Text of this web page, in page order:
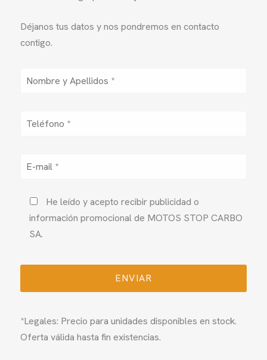
Déjanos tus datos y nos pondremos en contacto
contigo.
He leído y acepto recibir publicidad o
información promocional de MOTOS STOP CARBO
SA.
*Legales: Precio para unidades disponibles en stock.
Oferta válida hasta fin existencias.